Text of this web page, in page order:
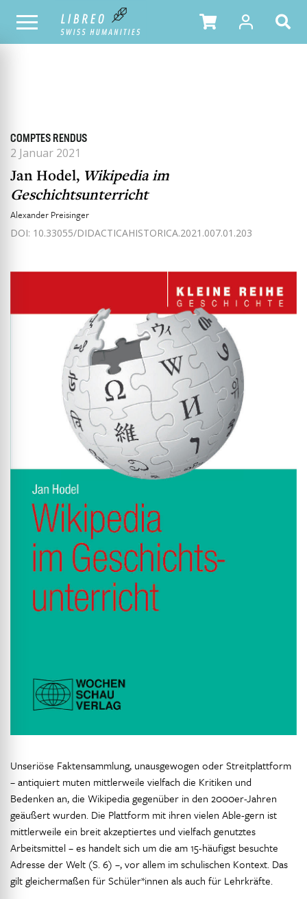
ALLE HEFTE INHALTSÜBERSICHT DER AUSGABE
COMPTES RENDUS
2 Januar 2021
Jan Hodel, Wikipedia im
Geschichtsunterricht
Alexander Preisinger
DOI: 10.33055/DIDACTICAHISTORICA.2021.007.01.203
Unseriöse Faktensammlung, unausgewogen oder Streitplattform
– antiquiert muten mittlerweile vielfach die Kritiken und
Bedenken an, die Wikipedia gegenüber in den 2000er-Jahren
geäußert wurden. Die Plattform mit ihren vielen Able-gern ist
mittlerweile ein breit akzeptiertes und vielfach genutztes
Arbeitsmittel – es handelt sich um die am 15-häufigst besuchte
Adresse der Welt (S. 6) –, vor allem im schulischen Kontext. Das
gilt gleichermaßen für Schüler*innen als auch für Lehrkräfte.